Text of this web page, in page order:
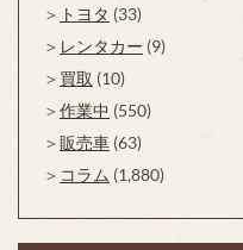
トヨタ (33)
レンタカー (9)
買取 (10)
作業中 (550)
販売車 (63)
コラム (1,880)